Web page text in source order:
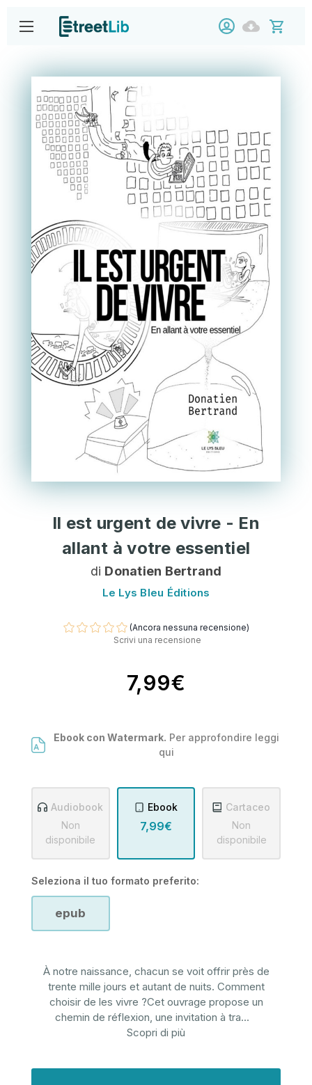
Il est urgent de vivre - En
allant à votre essentiel
di Donatien Bertrand
Le Lys Bleu Éditions
(Ancora nessuna recensione)
Scrivi una recensione
7,99€
Ebook con Watermark. Per approfondire leggi
qui
Audiobook
Non
disponibile
Ebook
7,99€
Cartaceo
Non
disponibile
Seleziona il tuo formato preferito:
epub
À notre naissance, chacun se voit offrir près de
trente mille jours et autant de nuits. Comment
choisir de les vivre ?Cet ouvrage propose un
chemin de réflexion, une invitation à tra...
Scopri di più